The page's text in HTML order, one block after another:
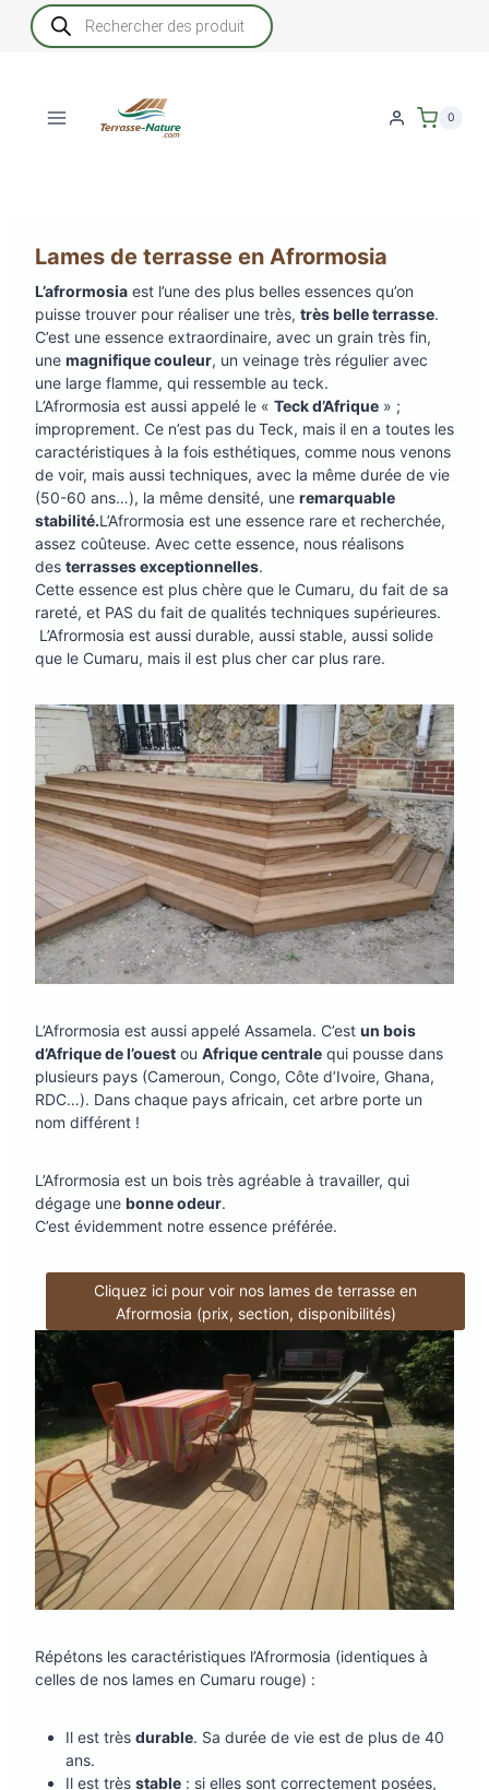
Recherche
de
produits
0
Lames de terrasse en Afrormosia
L’afrormosia est l’une des plus belles essences qu’on
puisse trouver pour réaliser une très, très belle terrasse.
C’est une essence extraordinaire, avec un grain très fin,
une magnifique couleur, un veinage très régulier avec
une large flamme, qui ressemble au teck.
L’Afrormosia est aussi appelé le « Teck d’Afrique » ;
improprement. Ce n’est pas du Teck, mais il en a toutes les
caractéristiques à la fois esthétiques, comme nous venons
de voir, mais aussi techniques, avec la même durée de vie
(50-60 ans…), la même densité, une remarquable
stabilité.L’Afrormosia est une essence rare et recherchée,
assez coûteuse. Avec cette essence, nous réalisons
des terrasses exceptionnelles.
Cette essence est plus chère que le Cumaru, du fait de sa
rareté, et PAS du fait de qualités techniques supérieures.
L’Afrormosia est aussi durable, aussi stable, aussi solide
que le Cumaru, mais il est plus cher car plus rare.
L’Afrormosia est aussi appelé Assamela. C’est un bois
d’Afrique de l’ouest ou Afrique centrale qui pousse dans
plusieurs pays (Cameroun, Congo, Côte d’Ivoire, Ghana,
RDC…). Dans chaque pays africain, cet arbre porte un
nom différent !
L’Afrormosia est un bois très agréable à travailler, qui
dégage une bonne odeur.
C’est évidemment notre essence préférée.
Cliquez ici pour voir nos lames de terrasse en
Afrormosia (prix, section, disponibilités)
Répétons les caractéristiques l’Afrormosia (identiques à
celles de nos lames en Cumaru rouge) :
Il est très durable. Sa durée de vie est de plus de 40
ans.
Il est très stable : si elles sont correctement posées,